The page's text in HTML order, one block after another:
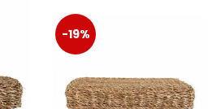
-19%